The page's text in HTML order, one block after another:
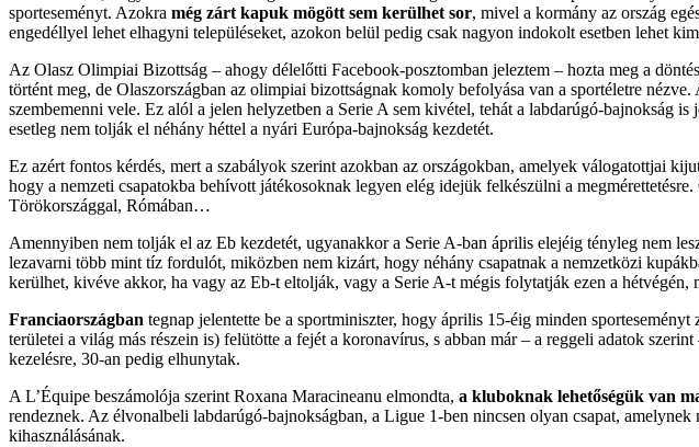
sporteseményt. Azokra még zárt kapuk mögött sem kerülhet sor, mivel a kormány az ország
engedéllyel lehet elhagyni településeket, azokon belül pedig csak nagyon indokolt esetben lehet
Az Olasz Olimpiai Bizottság – ahogy délelőtti Facebook-posztomban jeleztem – hozta meg a
történt meg, de Olaszországban az olimpiai bizottságnak komoly befolyása van a sportéletre
szembemenni vele. Ez alól a jelen helyzetben a Serie A sem kivétel, tehát a labdarúgó-bajnokság
esetleg nem tolják el néhány héttel a nyári Európa-bajnokság kezdetét.
Ez azért fontos kérdés, mert a szabályok szerint azokban az országokban, amelyek válogatottjai
hogy a nemzeti csapatokba behívott játékosoknak legyen elég idejük felkészülni a
Törökországgal, Rómában…
Amennyiben nem tolják el az Eb kezdetét, ugyanakkor a Serie A-ban április elejéig tényleg nem
lezavarni több mint tíz fordulót, miközben nem kizárt, hogy néhány csapatnak a nemzetközi
kerülhet, kivéve akkor, ha vagy az Eb-t eltolják, vagy a Serie A-t mégis folytatják ezen a hétvégén,
Franciaországban tegnap jelentette be a sportminiszter, hogy április 15-éig minden
területei a világ más részein is) felütötte a fejét a koronavírus, s abban már – a reggeli adatok
kezelésre, 30-an pedig elhunytak.
A L’Équipe beszámolója szerint Roxana Maracineanu elmondta, a kluboknak lehetőségük van
rendeznek. Az élvonalbeli labdarúgó-bajnokságban, a Ligue 1-ben nincsen olyan csapat,
kihasználásának.